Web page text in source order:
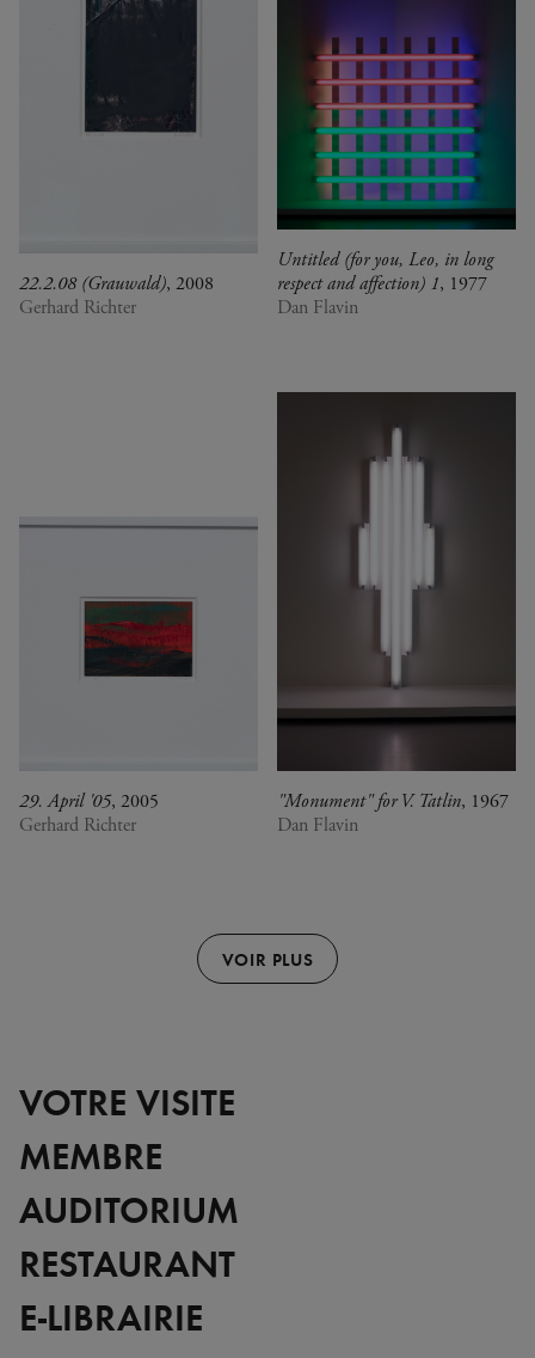
22.2.08 (Grauwald), 2008
Gerhard Richter
Untitled (for you, Leo, in long
respect and affection) 1, 1977
Dan Flavin
29. April '05, 2005
Gerhard Richter
"Monument" for V. Tatlin, 1967
Dan Flavin
VOIR PLUS
VOTRE VISITE
MEMBRE
AUDITORIUM
RESTAURANT
E-LIBRAIRIE